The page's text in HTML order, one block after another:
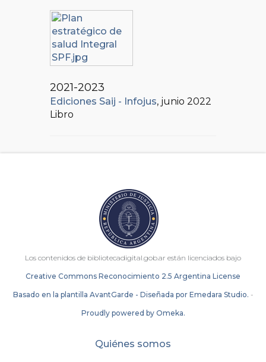
2021-2023
Ediciones Saij - Infojus, junio 2022
Libro
Los contenidos de bibliotecadigital.gob.ar están licenciados bajo
Creative Commons Reconocimiento 2.5 Argentina License
Basado en la plantilla AvantGarde - Diseñada por Emedara Studio. -
Proudly powered by Omeka.
Quiénes somos